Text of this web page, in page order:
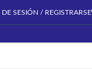
DE SESIÓN / REGISTRARSE